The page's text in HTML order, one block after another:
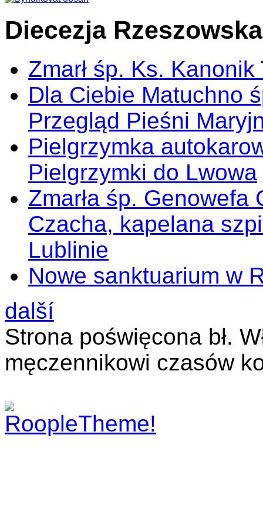
Diecezja Rzeszowska
Zmarł śp. Ks.
Dla Ciebie Matuchno
Przegląd Pieśni
Pielgrzymka
Pielgrzymki do Lwowa
Zmarła śp.
Czacha, kapelana
Lublinie
Nowe sanktuarium w
další
Strona poświęcona bł.
męczennikowi czasów